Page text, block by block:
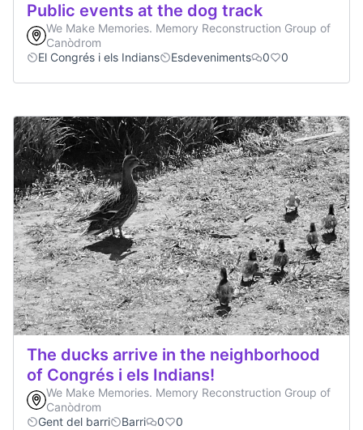
Public events at the dog track
We Make Memories. Memory Reconstruction Group of
Canòdrom
El Congrés i els Indians
Esdeveniments 0 0
The ducks arrive in the neighborhood
of Congrés i els Indians!
We Make Memories. Memory Reconstruction Group of
Canòdrom
Gent del barri
Barri 0 0